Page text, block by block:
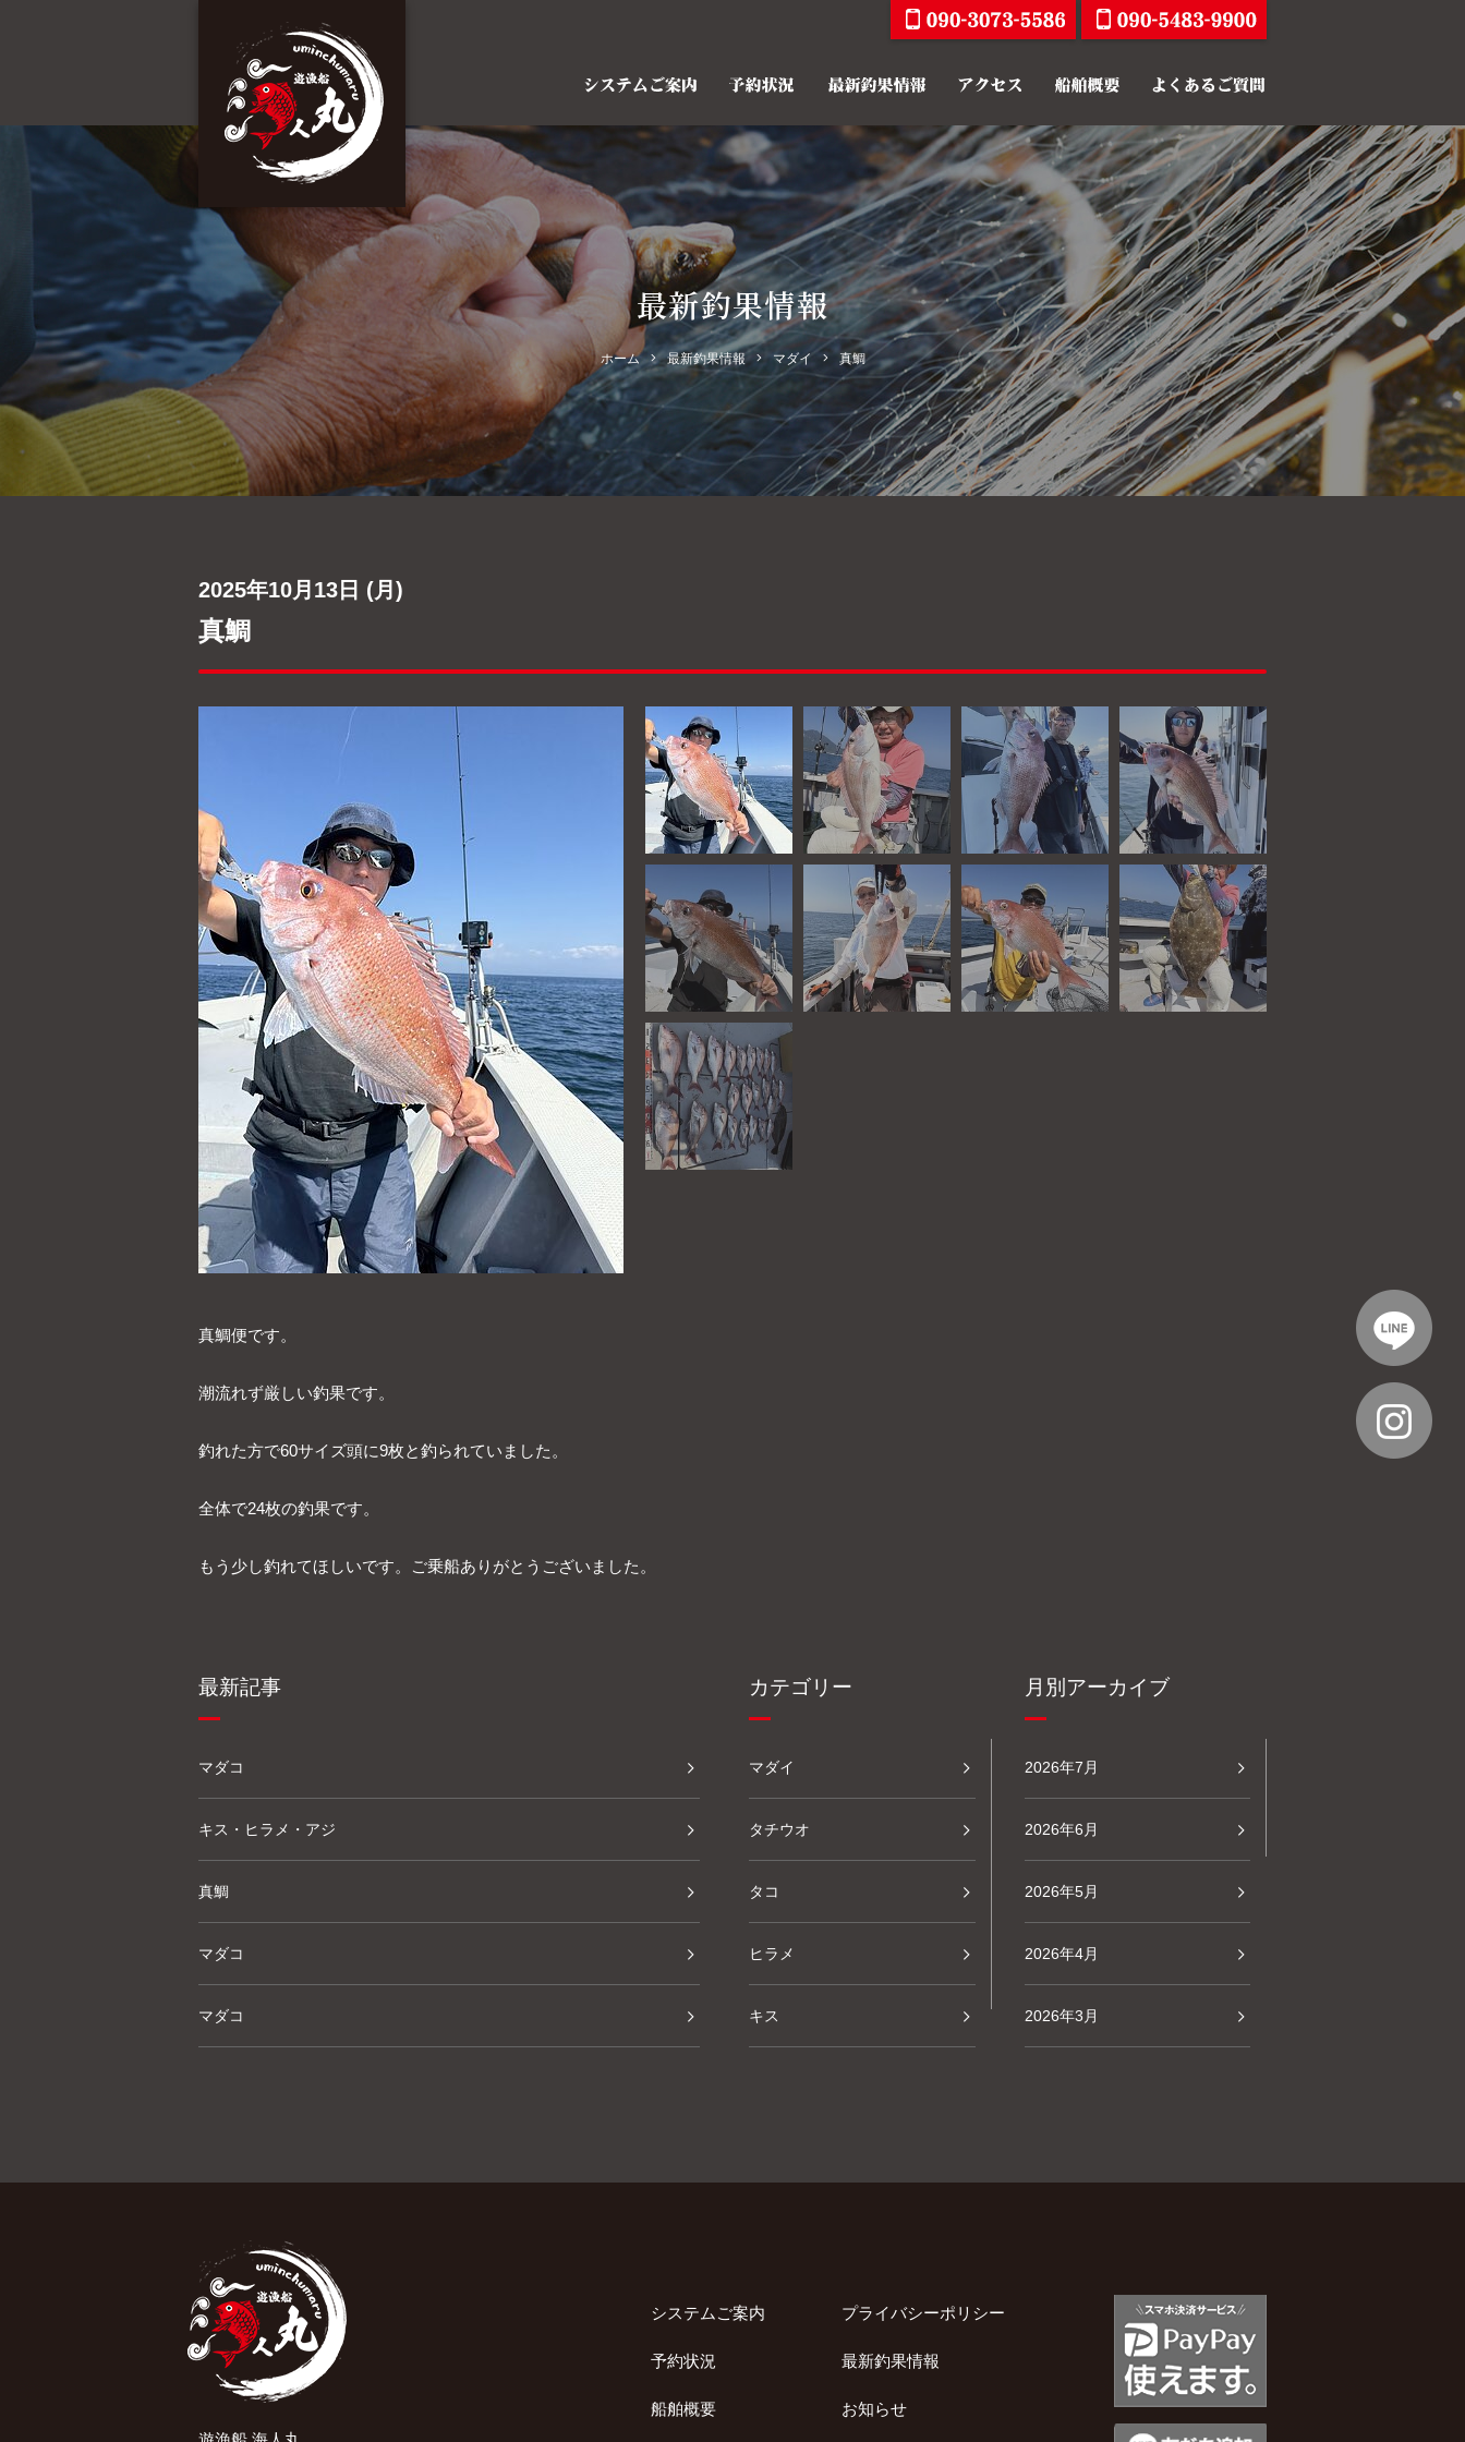
最新釣果情報
ホーム 最新釣果情報 マダイ 真鯛
2025年10月13日 (月)
真鯛
真鯛便です。
潮流れず厳しい釣果です。
釣れた方で60サイズ頭に9枚と釣られていました。
全体で24枚の釣果です。
もう少し釣れてほしいです。ご乗船ありがとうございました。
最新記事
マダコ
キス・ヒラメ・アジ
真鯛
マダコ
マダコ
カテゴリー
マダイ
タチウオ
タコ
ヒラメ
キス
月別アーカイブ
2026年7月
2026年6月
2026年5月
2026年4月
2026年3月
システムご案内
予約状況
船舶概要
プライバシーポリシー
最新釣果情報
お知らせ